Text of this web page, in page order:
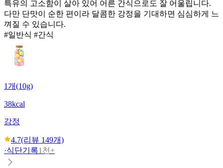
특유의 고소함이 살아 있어 어른 간식으로도 잘 어울립니다.
다만 단맛이 순한 편이라 달콤한 강정을 기대하면 심심하게 느
껴질 수 있습니다.
#일반식 #간식
1개(10g)
38kcal
강정
4.7(리뷰 149개)
·식단기록1천+